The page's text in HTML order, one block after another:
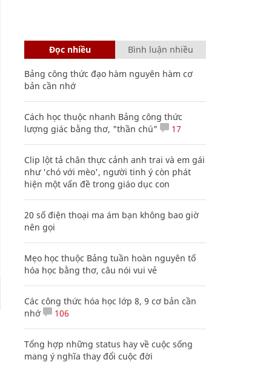
Đọc nhiều Bình luận nhiều
Bảng công thức đạo hàm nguyên hàm cơ
bản cần nhớ
Cách học thuộc nhanh Bảng công thức
lượng giác bằng thơ, "thần chú"
17
Clip lột tả chân thực cảnh anh trai và em gái
như 'chó với mèo', người tinh ý còn phát
hiện một vấn đề trong giáo dục con
20 số điện thoại ma ám bạn không bao giờ
nên gọi
Mẹo học thuộc Bảng tuần hoàn nguyên tố
hóa học bằng thơ, câu nói vui vẻ
Các công thức hóa học lớp 8, 9 cơ bản cần
nhớ
106
Tổng hợp những status hay về cuộc sống
mang ý nghĩa thay đổi cuộc đời